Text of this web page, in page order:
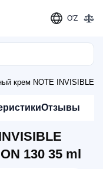
O'Z
крем NOTE INVISIBLE
Отзывы
130 35 ml